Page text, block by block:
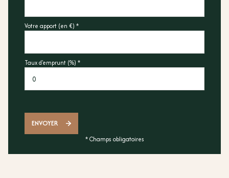
Votre apport (en €) *
Taux d'emprunt (%) *
ENVOYER
* Champs obligatoires